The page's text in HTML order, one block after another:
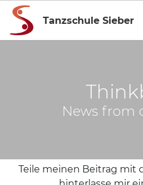
Tanzschule Sieber
News from
Teile meinen Beitrag mit